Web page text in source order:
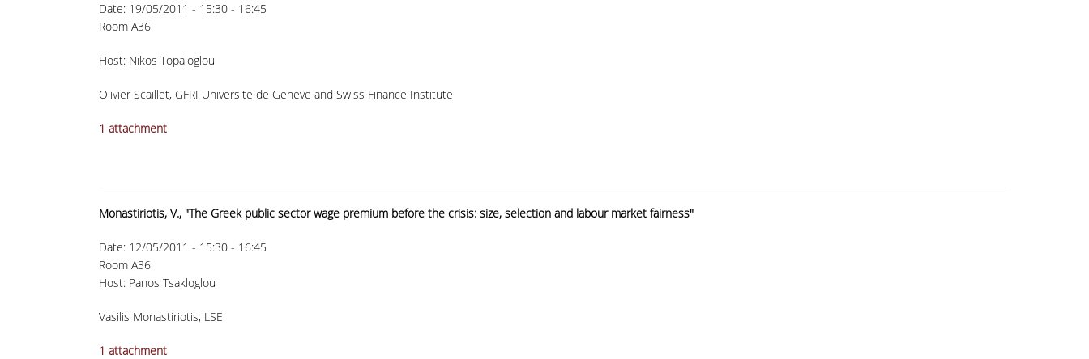
Date: 19/05/2011 - 15:30 - 16:45
Room A36
Host: Nikos Topaloglou
Olivier Scaillet, GFRI Universite de Geneve and Swiss Finance Institute
1 attachment
Monastiriotis, V., "The Greek public sector wage premium before the crisis: size, selection and labour market fairness"
Date: 12/05/2011 - 15:30 - 16:45
Room A36
Host: Panos Tsakloglou
Vasilis Monastiriotis, LSE
1 attachment